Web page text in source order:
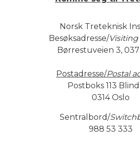
Norsk Treteknisk
Besøksadresse/Visiting
Børrestuveien 3,
Postadresse/Postal
Postboks 113
0314 Oslo
Sentralbord/
988 53 333